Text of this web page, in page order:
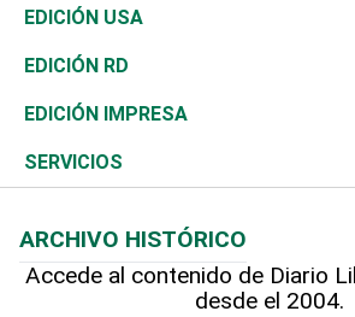
Reportajes
África
Ocenanía
Caribe
Resto del mundo
Vivienda
Telecom.
Global y variable
Economía personal
Buena Vida
Sociales
Novedades
Podcast Arte Libre
Hablando con el pediatra
Ciclismo
Tenis
Olimpismo
Más deportes
Línea de hit
De buena tinta
En Directo
Frente al Statu Quo
El Espía
Columnistas
Tecnología
Historia
Despertando al gigante
Cambio climático
Economía
Revista
Deportes
Opinión
Hecho en casa
EDICIÓN USA
EDICIÓN RD
EDICIÓN IMPRESA
SERVICIOS
Cumpleaños
ARCHIVO HISTÓRICO
Accede al contenido de Diario
desde el 2004.